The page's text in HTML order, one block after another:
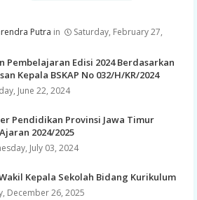
Putra
Saturday, February 27,
Pembelajaran Edisi 2024 Berdasarkan
Kepala BSKAP No 032/H/KR/2024
June 22, 2024
Pendidikan Provinsi Jawa Timur
2024/2025
July 03, 2024
Kepala Sekolah Bidang Kurikulum
December 26, 2025